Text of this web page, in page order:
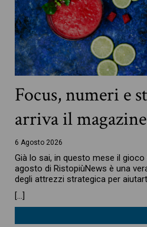
Focus, numeri e
arriva il
6 Agosto 2026
Già lo sai, in questo mese il
agosto di RistopiùNews è una
degli attrezzi strategica per
[…]